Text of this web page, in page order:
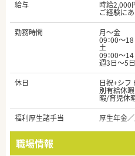
給与 時給2,000
ご経験に
勤務時間
月～金
09：00～18
土
09：00～14
週3日～5
休日
日祝+シ
別有給休暇
暇/育児休
福利厚生諸手当
厚生年金
職場情報